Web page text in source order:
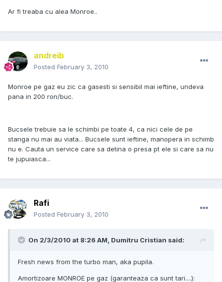
Ar fi treaba cu alea Monroe..
andreib
Posted February 3, 2010
Monroe pe gaz eu zic ca gasesti si sensibil mai ieftine, undeva
pana in 200 ron/buc.
Bucsele trebuie sa le schimbi pe toate 4, ca nici cele de pe
stanga nu mai au viata... Bucsele sunt ieftine, manopera in schimb
nu e. Cauta un service care sa detina o presa pt ele si care sa nu
te jupuiasca...
Rafi
Posted February 3, 2010
On 2/3/2010 at 8:26 AM, Dumitru Cristian said:
Fresh news from the turbo man, aka pupila.
Amortizoare MONROE pe gaz (garanteaza ca sunt tari....):